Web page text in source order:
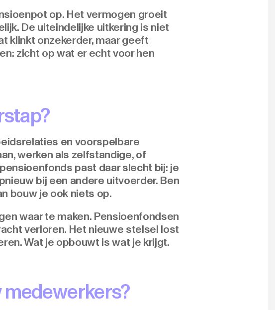
op. Het vermogen groeit
De uiteindelijke uitkering is niet
klinkt onzekerder, maar geeft
zicht op wat er echt voor hen
en voorspelbare
werken als zelfstandige, of
past daar slecht bij: je
bij een andere uitvoerder. Ben
bouw je ook niets op.
waar te maken. Pensioenfondsen
verloren. Het nieuwe stelsel lost
Wat je opbouwt is wat je krijgt.
medewerkers?